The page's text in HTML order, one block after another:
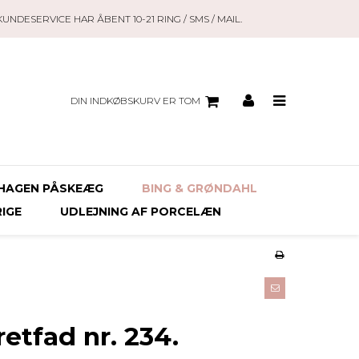
HAR ÅBENT 10-21 RING / SMS / MAIL.
DIN INDKØBSKURV ER TOM
PÅSKEÆG
BING & GRØNDAHL
UDLEJNING AF PORCELÆN
nr. 234.